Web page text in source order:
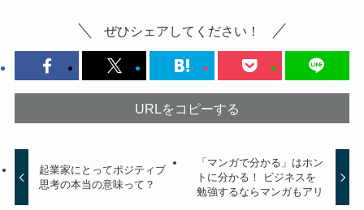
ぜひシェアしてください！
URLをコピーする
起業家にとってポジティブ
思考の本当の意味って？
「マンガで分かる」はホン
トに分かる！ ビジネスを
勉強するならマンガもアリ